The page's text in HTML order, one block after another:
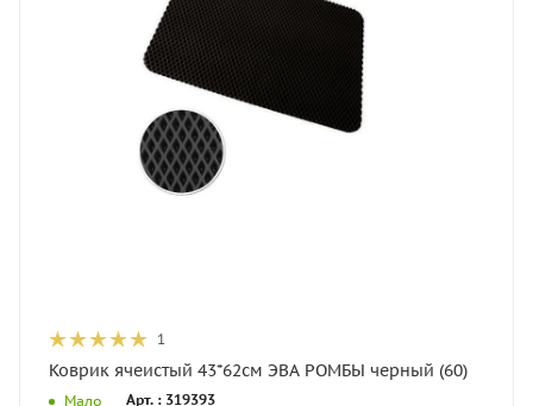
1
Коврик ячеистый 43*62см ЭВА РОМБЫ черный (60)
Мало Арт. : 319393